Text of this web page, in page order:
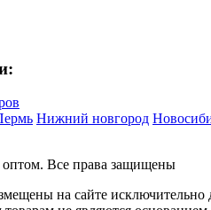
Нижний новгород
Все права защищены
на сайте